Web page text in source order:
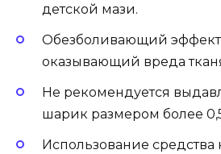
детской мази.
Обезболивающий
оказывающий вреда
Не рекомендуется
шарик размером более
Использование средства